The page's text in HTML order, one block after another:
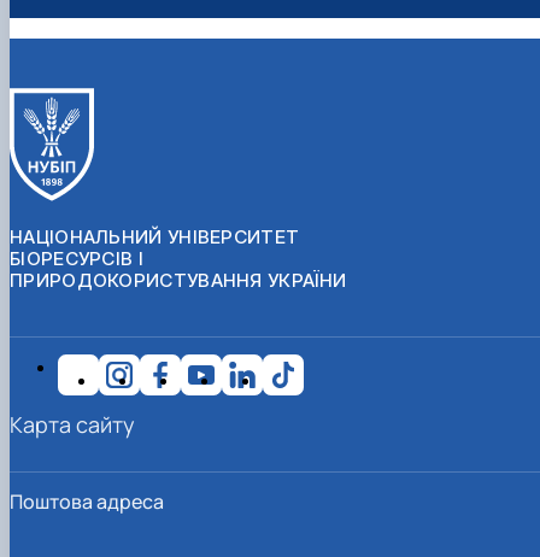
НАЦІОНАЛЬНИЙ УНІВЕРСИТЕТ
БІОРЕСУРСІВ І
ПРИРОДОКОРИСТУВАННЯ УКРАЇНИ
Поштова адреса
Карта сайту